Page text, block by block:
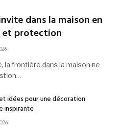
dans la maison en
et protection
frontière dans la maison ne
idées pour une décoration
inspirante